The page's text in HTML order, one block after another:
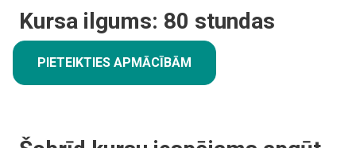
Kursa ilgums: 80 stundas
PIETEIKTIES APMĀCĪBĀM